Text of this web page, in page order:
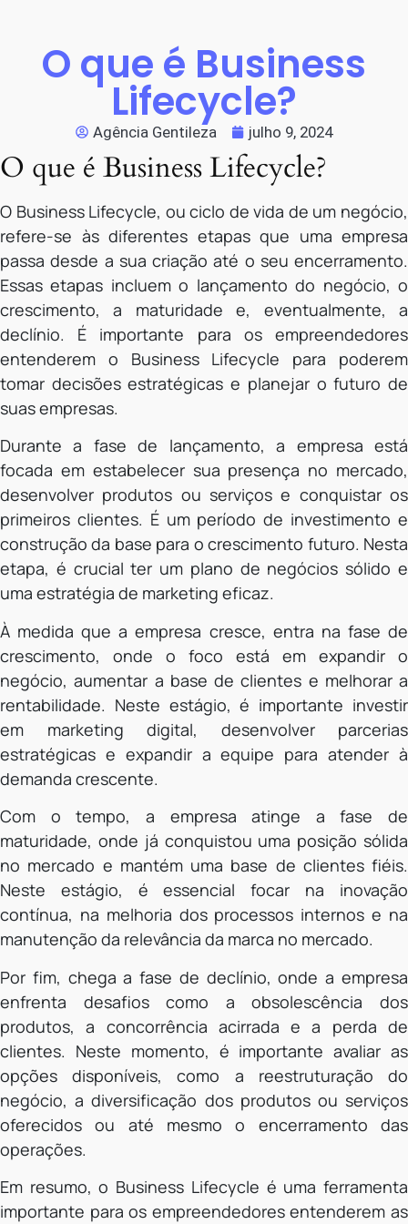
O que é Business
Lifecycle?
Agência Gentileza julho 9, 2024
O que é Business Lifecycle?
O Business Lifecycle, ou ciclo de vida de um negócio,
refere-se às diferentes etapas que uma empresa
passa desde a sua criação até o seu encerramento.
Essas etapas incluem o lançamento do negócio, o
crescimento, a maturidade e, eventualmente, a
declínio. É importante para os empreendedores
entenderem o Business Lifecycle para poderem
tomar decisões estratégicas e planejar o futuro de
suas empresas.
Durante a fase de lançamento, a empresa está
focada em estabelecer sua presença no mercado,
desenvolver produtos ou serviços e conquistar os
primeiros clientes. É um período de investimento e
construção da base para o crescimento futuro. Nesta
etapa, é crucial ter um plano de negócios sólido e
uma estratégia de marketing eficaz.
À medida que a empresa cresce, entra na fase de
crescimento, onde o foco está em expandir o
negócio, aumentar a base de clientes e melhorar a
rentabilidade. Neste estágio, é importante investir
em marketing digital, desenvolver parcerias
estratégicas e expandir a equipe para atender à
demanda crescente.
Com o tempo, a empresa atinge a fase de
maturidade, onde já conquistou uma posição sólida
no mercado e mantém uma base de clientes fiéis.
Neste estágio, é essencial focar na inovação
contínua, na melhoria dos processos internos e na
manutenção da relevância da marca no mercado.
Por fim, chega a fase de declínio, onde a empresa
enfrenta desafios como a obsolescência dos
produtos, a concorrência acirrada e a perda de
clientes. Neste momento, é importante avaliar as
opções disponíveis, como a reestruturação do
negócio, a diversificação dos produtos ou serviços
oferecidos ou até mesmo o encerramento das
operações.
Em resumo, o Business Lifecycle é uma ferramenta
importante para os empreendedores entenderem as